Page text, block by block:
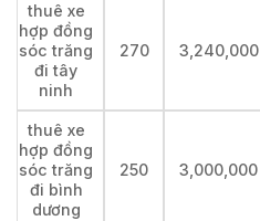
thuê xe
hợp đồng
sóc trăng
đi tây
ninh
270 3,240,000
thuê xe
hợp đồng
sóc trăng
đi bình
dương
250 3,000,000